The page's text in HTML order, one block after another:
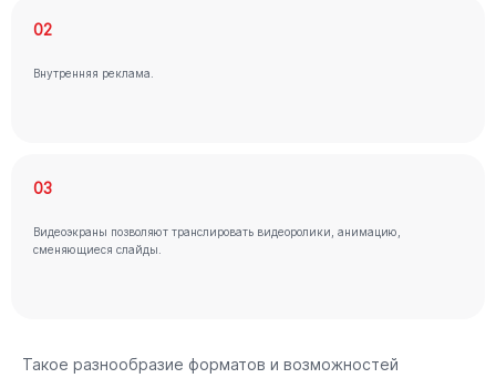
02
Внутренняя реклама.
03
Видеоэкраны позволяют транслировать видеоролики, анимацию,
сменяющиеся слайды.
Такое разнообразие форматов и возможностей